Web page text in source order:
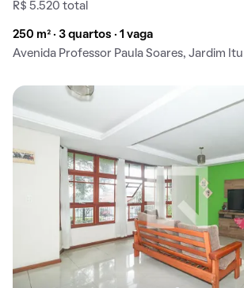
R$ 5.520 total
250 m² · 3 quartos · 1 vaga
Avenida Professor Paula Soares, Jardim Itu